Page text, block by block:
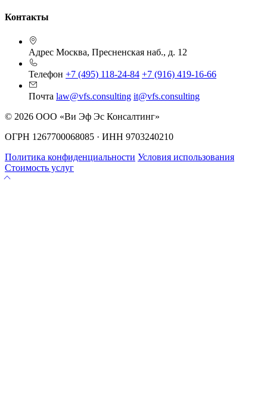
Контакты
Адрес Москва, Пресненская наб., д. 12
Телефон +7 (495) 118-24-84 +7 (916) 419-16-66
Почта law@vfs.consulting it@vfs.consulting
© 2026 ООО «Ви Эф Эс Консалтинг»
ОГРН 1267700068085 · ИНН 9703240210
Политика конфиденциальности Условия использования
Стоимость услуг